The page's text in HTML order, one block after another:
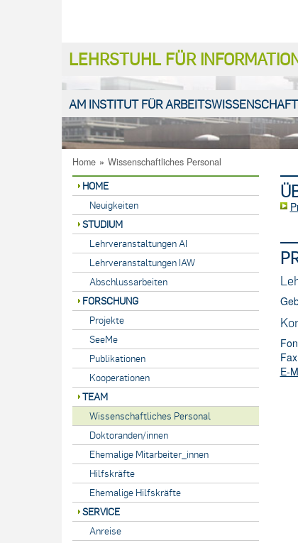
LEHRSTUHL FÜR
AM INSTITUT FÜR ARBEITSWISSENSCHAFT
Home » Wissenschaftliches Personal
HOME
Neuigkeiten
STUDIUM
Lehrveranstaltungen AI
Lehrveranstaltungen IAW
Abschlussarbeiten
FORSCHUNG
Projekte
SeeMe
Publikationen
Kooperationen
TEAM
Wissenschaftliches Personal
Doktoranden/innen
Ehemalige Mitarbeiter_innen
Hilfskräfte
Ehemalige Hilfskräfte
SERVICE
Anreise
E-